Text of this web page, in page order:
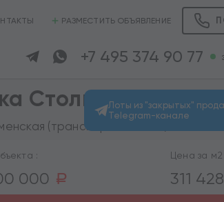
РАЗМЕСТИТЬ ОБЪЯВЛЕНИЕ
+7 495 374 90 77
Столички
(транспортом 9 мин.)
:
000 a
Цена за м2
311 428
Лоты из "закрытых"
Telegram-канале